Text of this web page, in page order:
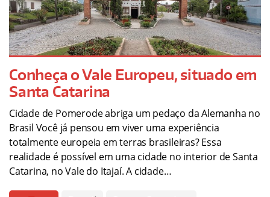
Conheça o Vale Europeu, situado em
Santa Catarina
Cidade de Pomerode abriga um pedaço da Alemanha no
Brasil Você já pensou em viver uma experiência
totalmente europeia em terras brasileiras? Essa
realidade é possível em uma cidade no interior de Santa
Catarina, no Vale do Itajaí. A cidade…